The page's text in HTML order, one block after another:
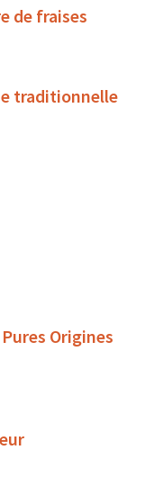
de fraises
traditionnelle
Origines